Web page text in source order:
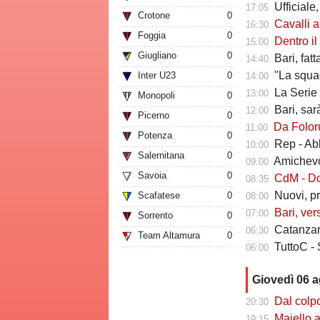
Crotone
0
Foggia
0
Giugliano
0
Inter U23
0
Monopoli
0
Picerno
0
Potenza
0
Salernitana
0
Savoia
0
Scafatese
0
Sorrento
0
Team Altamura
0
17:05 Ufficiale,
16:30 Cavalli a
15:00 Dentro il Girone
14:40 Bari,
14:00 "La
13:00 La Serie C che
12:00 Bari, sarà
11:00 Da
10:00 Rep -
09:00 Amichevole
08:35 CdM -
08:00 Nuovi,
07:00 Bari,
06:30
06:00 TuttoC -
Giovedì 06
20:30 Dal colpo di